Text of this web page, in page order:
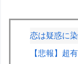
恋は疑惑に
【悲報】超